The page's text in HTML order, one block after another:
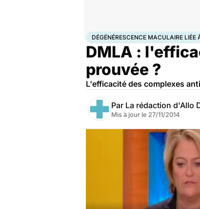
AccueilSantéDégénérescence maculaire
DÉGÉNÉRESCENCE MACULAIRE LIÉE
DMLA :
prouvée ?
L'efficacité des complexes
Par La rédaction d'Allo
Mis à jour le 27/11/2014